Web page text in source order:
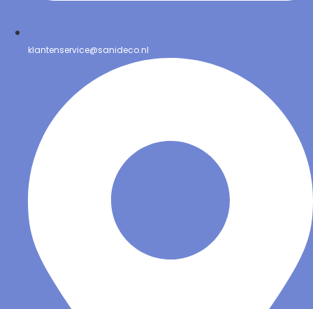
klantenservice@sanideco.nl